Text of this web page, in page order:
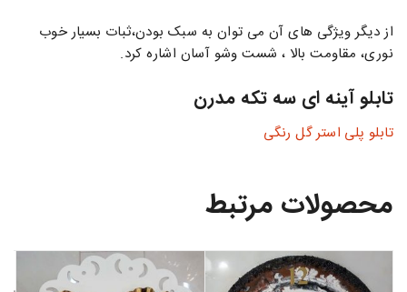
از دیگر ویژگی های آن می توان به سبک بودن،ثبات بسیار خوب
نوری، مقاومت بالا ، شست وشو آسان اشاره کرد.
تابلو آینه ای سه تکه مدرن
تابلو پلی استر گل رنگی
محصولات مرتبط